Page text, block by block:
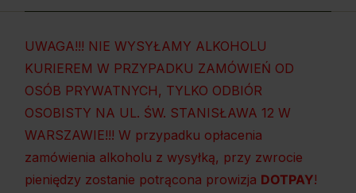
UWAGA!!! NIE WYSYŁAMY ALKOHOLU
KURIEREM W PRZYPADKU ZAMÓWIEŃ OD
OSÓB PRYWATNYCH, TYLKO ODBIÓR
OSOBISTY NA UL. ŚW. STANISŁAWA 12 W
WARSZAWIE!!! W przypadku opłacenia
zamówienia alkoholu z wysyłką, przy zwrocie
pieniędzy zostanie potrącona prowizja DOTPAY!